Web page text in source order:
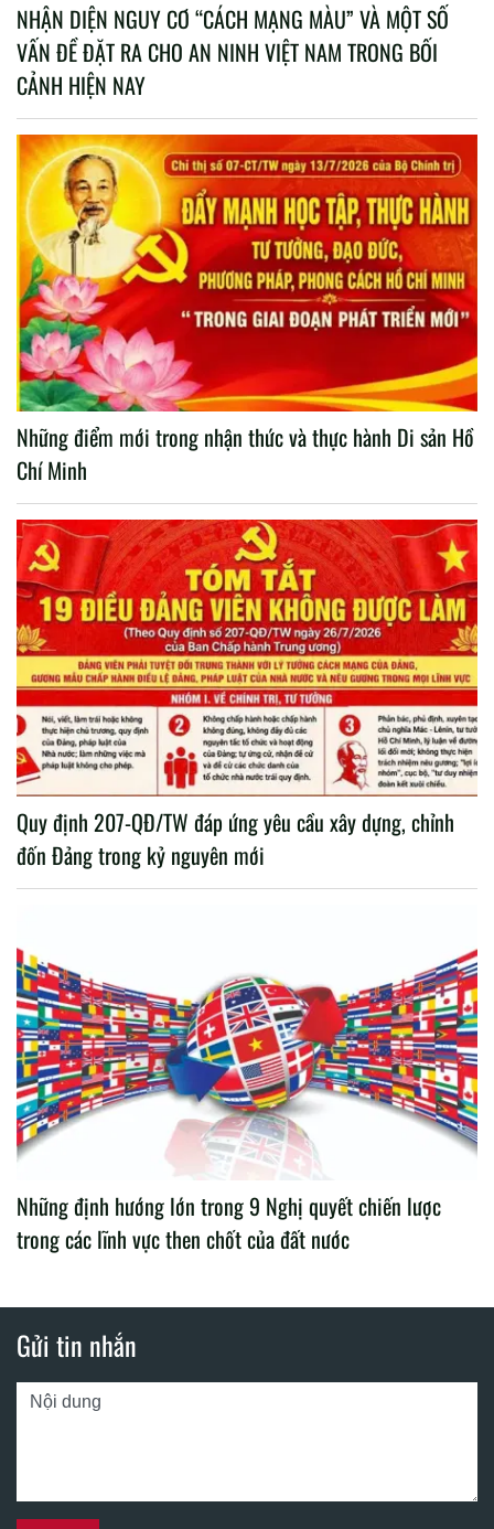
NHẬN DIỆN NGUY CƠ “CÁCH MẠNG MÀU” VÀ MỘT SỐ
VẤN ĐỀ ĐẶT RA CHO AN NINH VIỆT NAM TRONG BỐI
CẢNH HIỆN NAY
Những điểm mới trong nhận thức và thực hành Di sản Hồ
Chí Minh
Quy định 207-QĐ/TW đáp ứng yêu cầu xây dựng, chỉnh
đốn Đảng trong kỷ nguyên mới
Những định hướng lớn trong 9 Nghị quyết chiến lược
trong các lĩnh vực then chốt của đất nước
Gửi tin nhắn